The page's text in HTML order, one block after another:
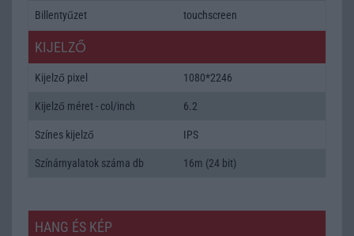
Billentyűzet touchscreen
KIJELZŐ
Kijelző pixel 1080*2246
Kijelző méret - col/inch 6.2
Színes kijelző IPS
Színárnyalatok száma db 16m (24 bit)
HANG ÉS KÉP